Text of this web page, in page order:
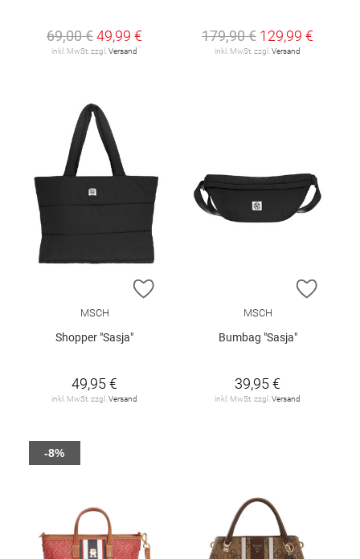
69,00 €49,99 €
inkl. MwSt. zzgl. Versand
179,90 € 129,99 €
inkl. MwSt. zzgl. Versand
ZUR WUNSCHLISTE HINZUFÜGEN
MSCH
Shopper "Sasja"
49,95 €
inkl. MwSt. zzgl. Versand
ZUR
MSCH
Bumbag "Sasja"
39,95 €
inkl. MwSt. zzgl. Versand
-8%